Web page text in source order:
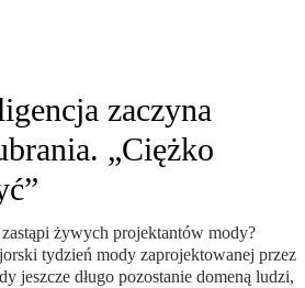
zaczyna
„Ciężko
żywych projektantów mody?
tydzień mody zaprojektowanej przez
jeszcze długo pozostanie domeną ludzi,